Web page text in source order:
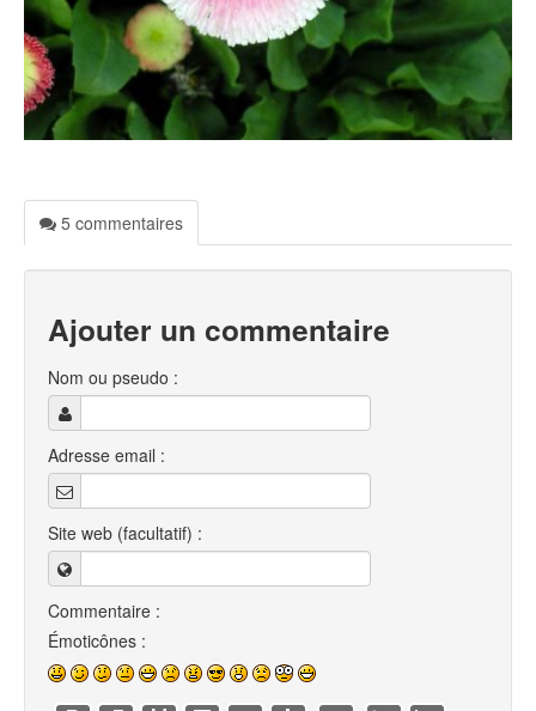
5 commentaires
Ajouter un commentaire
Nom ou pseudo :
Adresse email :
Site web (facultatif) :
Commentaire :
Émoticônes :